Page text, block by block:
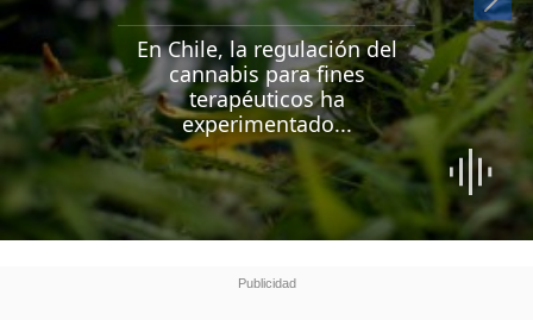
En Chile, la regulación del
cannabis para fines
terapéuticos ha
experimentado...